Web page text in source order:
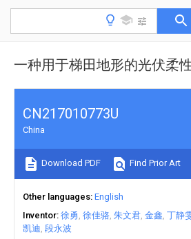
一种用于梯田地形的光伏柔
CN217010773U
China
Download PDF Find Prior Art
Other languages English
Inventor 徐勇 徐佳骆 朱文君 金鑫 丁静
凯迪 段永波